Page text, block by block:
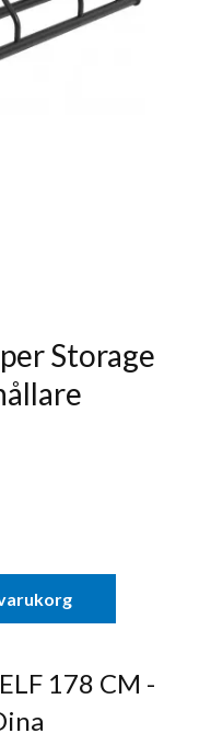
Storage
178 CM -